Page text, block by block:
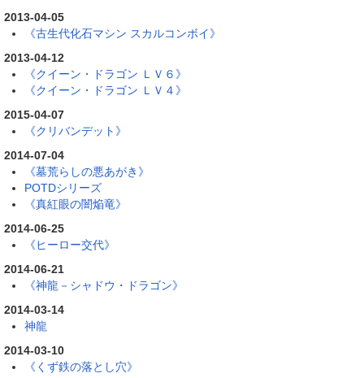
2013-04-05
《古生代化石マシン スカルコンボイ》
2013-04-12
《クイーン・ドラゴン ＬＶ６》
《クイーン・ドラゴン ＬＶ４》
2015-04-07
《クリバンデット》
2014-07-04
《墓荒らしの悪あがき》
POTDシリーズ
《真紅眼の闇焔竜》
2014-06-25
《ヒーロー交代》
2014-06-21
《神龍－シャドウ・ドラゴン》
2014-03-14
神龍
2014-03-10
《くず鉄の落とし穴》